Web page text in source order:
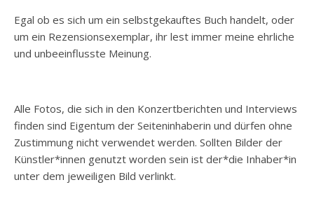
Egal ob es sich um ein selbstgekauftes Buch handelt, oder
um ein Rezensionsexemplar, ihr lest immer meine ehrliche
und unbeeinflusste Meinung.
Alle Fotos, die sich in den Konzertberichten und Interviews
finden sind Eigentum der Seiteninhaberin und dürfen ohne
Zustimmung nicht verwendet werden. Sollten Bilder der
Künstler*innen genutzt worden sein ist der*die Inhaber*in
unter dem jeweiligen Bild verlinkt.